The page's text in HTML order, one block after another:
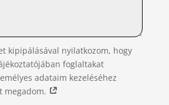
kipipálásával nyilatkozom, hogy
foglaltakat
adataim kezeléséhez
megadom.